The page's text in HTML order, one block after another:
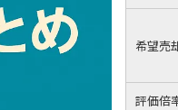
希望売
評価倍